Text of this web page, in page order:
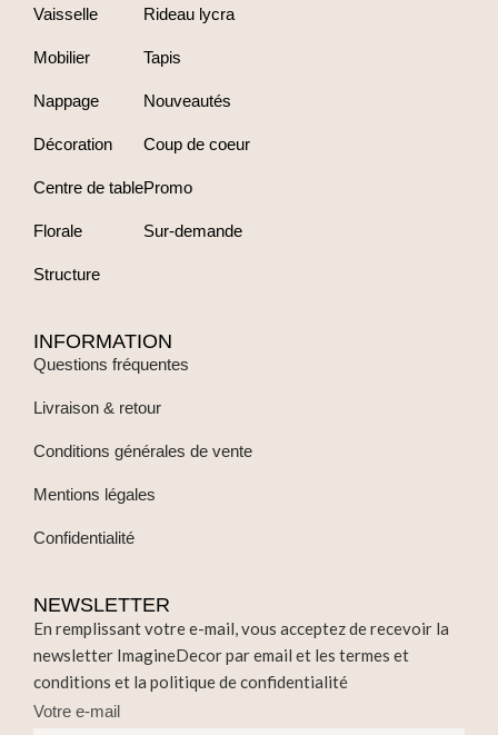
Vaisselle
Mobilier
Nappage
Décoration
Centre de table
Florale
Structure
Rideau lycra
Tapis
Nouveautés
Coup de coeur
Promo
Sur-demande
INFORMATION
Questions fréquentes
Livraison & retour
Conditions générales de vente
Mentions légales
Confidentialité
NEWSLETTER
En remplissant votre e-mail, vous acceptez de recevoir la
newsletter ImagineDecor par email et les termes et
conditions et la politique de confidentialité
Votre e-mail